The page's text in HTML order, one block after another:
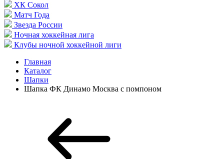
ХК Сокол
Матч Года
Звезда России
Ночная хоккейная лига
Клубы ночной хоккейной лиги
Главная
Каталог
Шапки
Шапка ФК Динамо Москва с помпоном